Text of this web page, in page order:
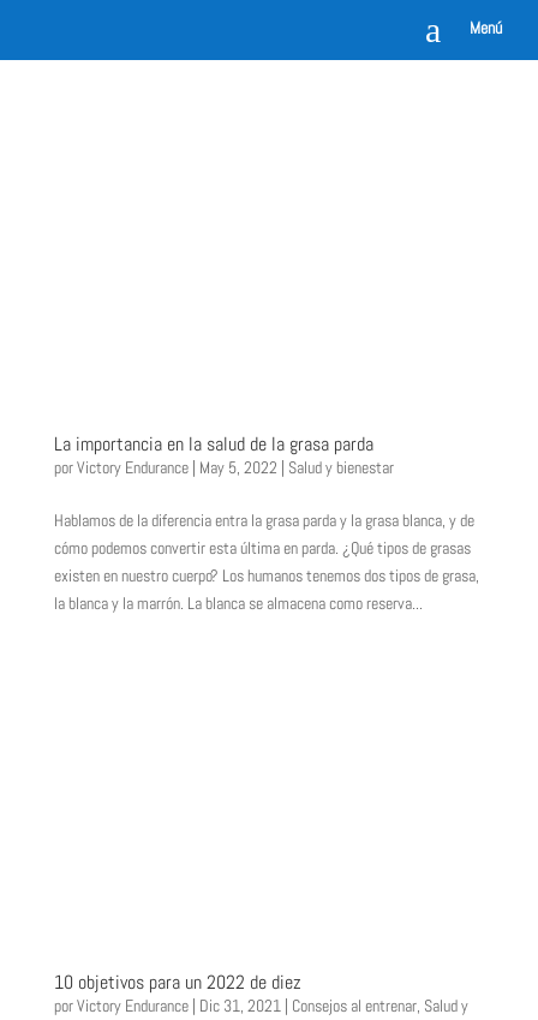
a Menú
La importancia en la salud de la grasa parda
porVictory Endurance| May 5, 2022 | Salud y bienestar
Hablamos de la diferencia entra la grasa parda y la grasa blanca, y de
cómo podemos convertir esta última en parda. ¿Qué tipos de grasas
existen en nuestro cuerpo? Los humanos tenemos dos tipos de grasa,
la blanca y la marrón. La blanca se almacena como reserva...
10 objetivos para un 2022 de diez
porVictory Endurance| Dic 31, 2021| Consejos al entrenar, Salud y